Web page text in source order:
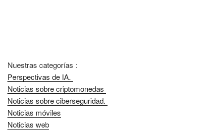
Nuestras categorías :
Perspectivas de IA.
Noticias sobre criptomonedas
Noticias sobre ciberseguridad.
Noticias móviles
Noticias web